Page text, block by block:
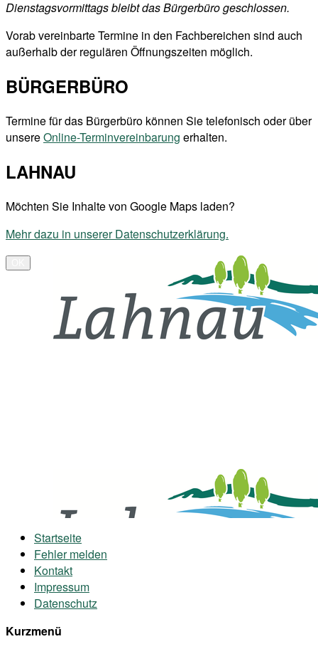
Dienstagsvormittags bleibt das Bürgerbüro geschlossen.
Vorab vereinbarte Termine in den Fachbereichen sind auch
außerhalb der regulären Öffnungszeiten möglich.
BÜRGERBÜRO
Termine für das Bürgerbüro können Sie telefonisch oder über
unsereOnline-Terminvereinbarung erhalten.
LAHNAU
Möchten Sie Inhalte von Google Maps laden?
Mehr dazu in unserer Datenschutzerklärung.
Startseite
Fehler melden
Kontakt
Impressum
Datenschutz
Kurzmenü